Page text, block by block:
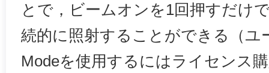
とで，ビームオンを1回押すだけ
続的に照射することができる（ユ
Modeを使用するにはライセンス